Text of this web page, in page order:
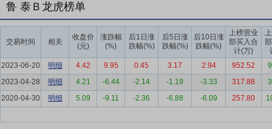
业务。(依法须经批准的项目,经相关部门批准后方可开展经营活动,具
鲁泰始终
导向、诚信共赢”的价值观,不断完善和延伸产业链,逐步发展成为集棉
织服装企业集团,主要生产销售中、高档衬衫用色织布面料、印染面料
的产品质量,不断提高的产品附加值,开拓新兴市场,创新服务理念,公司
关注世界前沿消费导向,注重完善功能性健康型的产品体系,以满足个性
要点4：纺织服装行业
目前,全球中高端衬衫用色织面料产能约8亿米
彩丰富、穿着舒适、透气性强等特点,其一直是中高端衬衫的主要面料
鲁 泰Ｂ龙虎榜单
交易时间 相关
收盘价
(元)
涨跌幅
(%)
后1日涨
跌幅(%)
后5日涨
跌幅(%)
后10日涨
跌幅(%)
上榜营业
部买入合
计(万)
2023-06-20
明细 4.42 9.95 0.45 3.17 2.94 952.52
2023-04-28
明细 4.21 -6.44 -2.14 -1.19 -3.33 317.88
2020-04-30
明细 5.09 -9.11 -2.36 -6.88 -6.09 257.80